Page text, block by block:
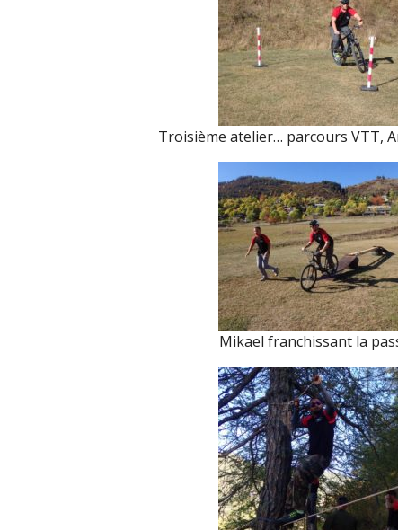
Troisième atelier… parcours VTT,
Mikael franchissant la